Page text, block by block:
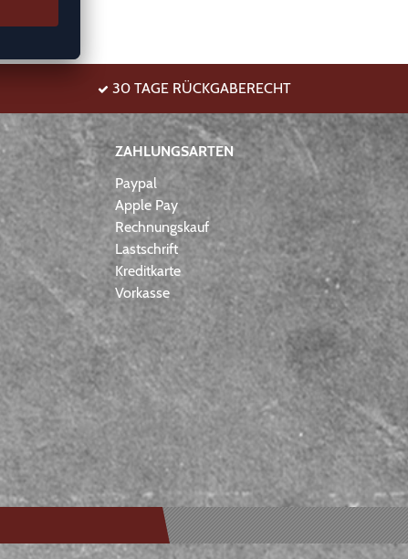
30 TAGE RÜCKGABERECHT
ZAHLUNGSARTEN
Paypal
Apple Pay
Rechnungskauf
Lastschrift
Kreditkarte
Vorkasse